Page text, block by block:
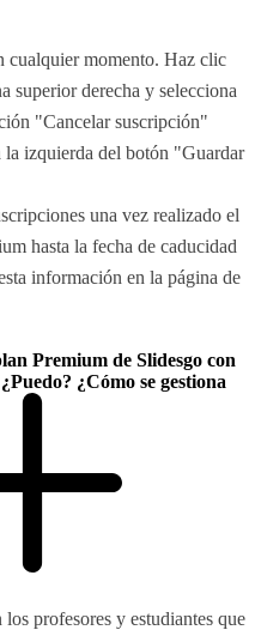
cualquier momento. Haz clic
superior derecha y selecciona
"Cancelar suscripción"
la izquierda del botón "Guardar
una vez realizado el
hasta la fecha de caducidad
información en la página de
Premium de Slidesgo con
¿Cómo se gestiona
profesores y estudiantes que